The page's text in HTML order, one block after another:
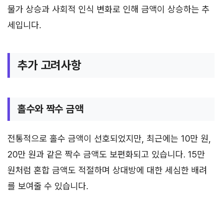
물가 상승과 사회적 인식 변화로 인해 금액이 상승하는 추
세입니다.
추가 고려사항
홀수와 짝수 금액
전통적으로 홀수 금액이 선호되었지만, 최근에는 10만 원,
20만 원과 같은 짝수 금액도 보편화되고 있습니다. 15만
원처럼 혼합 금액도 적절하며 상대방에 대한 세심한 배려
를 보여줄 수 있습니다.